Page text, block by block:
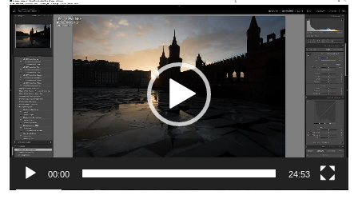
V
o
00:00 24:53